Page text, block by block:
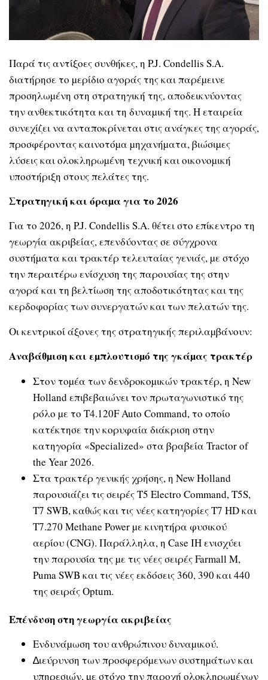
Παρά τις αντίξοες συνθήκες, η P.J. Condellis S.A.
διατήρησε το µερίδιο αγοράς της και παρέµεινε
προσηλωµένη στη στρατηγική της, αποδεικνύοντας
την ανθεκτικότητα και τη δυναµική της. Η εταιρεία
συνεχίζει να ανταποκρίνεται στις ανάγκες της αγοράς,
προσφέροντας καινοτόµα µηχανήµατα, βιώσιµες
λύσεις και ολοκληρωµένη τεχνική και οικονοµική
υποστήριξη στους πελάτες της.
Στρατηγική και όραµα για το 2026
Για το 2026, η P.J. Condellis S.A. θέτει στο επίκεντρο τη
γεωργία ακριβείας, επενδύοντας σε σύγχρονα
συστήµατα και τρακτέρ τελευταίας γενιάς, µε στόχο
την περαιτέρω ενίσχυση της παρουσίας της στην
αγορά και τη βελτίωση της αποδοτικότητας και της
κερδοφορίας των συνεργατών και των πελατών της.
Οι κεντρικοί άξονες της στρατηγικής περιλαµβάνουν:
Αναβάθµιση και εµπλουτισµό της γκάµας τρακτέρ
Στον τοµέα των δενδροκοµικών τρακτέρ, η New
Holland επιβεβαιώνει τον πρωταγωνιστικό της
ρόλο µε το T4.120F Auto Command, το οποίο
κατέκτησε την κορυφαία διάκριση στην
κατηγορία «Specialized» στα βραβεία Tractor of
the Year 2026.
Στα τρακτέρ γενικής χρήσης, η New Holland
παρουσιάζει τις σειρές T5 Electro Command, T5S,
T7 SWB, καθώς και τις νέες κατηγορίες T7 HD και
T7.270 Methane Power µε κινητήρα φυσικού
αερίου (CNG). Παράλληλα, η Case IH ενισχύει
την παρουσία της µε τις νέες σειρές Farmall M,
Puma SWB και τις νέες εκδόσεις 360, 390 και 440
της σειράς Optum.
Επένδυση στη γεωργία ακριβείας
Ενδυνάµωση του ανθρώπινου δυναµικού.
∆ιεύρυνση των προσφερόµενων συστηµάτων και
υπηρεσιών, µε στόχο την παροχή ολοκληρωµένων